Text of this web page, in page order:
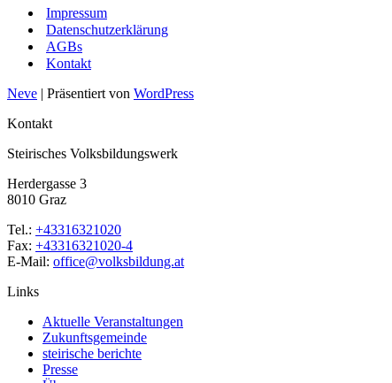
Impressum
Datenschutzerklärung
AGBs
Kontakt
Neve | Präsentiert von WordPress
Kontakt
Steirisches Volksbildungswerk
Herdergasse 3
8010 Graz
Tel.: +43316321020
Fax: +43316321020-4
E-Mail: office@volksbildung.at
Links
Aktuelle Veranstaltungen
Zukunftsgemeinde
steirische berichte
Presse